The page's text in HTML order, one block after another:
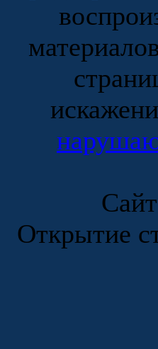
Открытие